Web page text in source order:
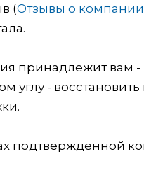
(Отзывы о компании
принадлежит вам
углу -
подтвержденной